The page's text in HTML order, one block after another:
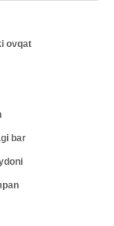
ovqat
bar